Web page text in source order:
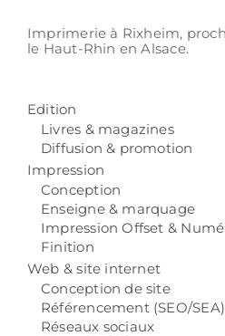
Imprimerie à Rixheim,
le Haut-Rhin en Alsace.
Edition
Livres & magazines
Diffusion & promotion
Impression
Conception
Enseigne & marquage
Impression Offset &
Finition
Web & site internet
Conception de site
Référencement (SEO/SEA)
Réseaux sociaux